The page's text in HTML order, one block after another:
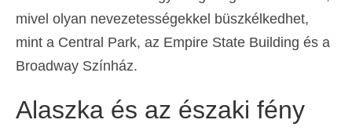
mivel olyan nevezetességekkel büszkélkedhet,
mint a Central Park, az Empire State Building és a
Broadway Színház.
Alaszka és az északi fény